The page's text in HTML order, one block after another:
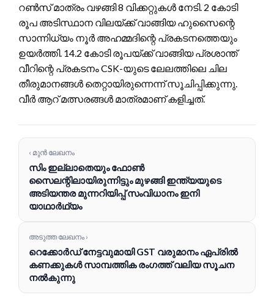
റൺസ് മാത്രം വഴങ്ങി 8 വിക്കറ്റുകൾ നേടി. 2 കോടി
രൂപ അടിസ്ഥാന വിലയ്ക്ക് വാങ്ങിയ ഹുസൈന്റെ
സാന്നിധ്യം നൂർ അഹമ്മദിന്റെ പ്രകടനത്തെയും
ഉയർത്തി. 14.2 കോടി രൂപയ്ക്ക് വാങ്ങിയ പ്രശാന്ത്
വീറിന്റെ പ്രകടനം CSK-യുടെ ലേലത്തിലെ ചില
തീരുമാനങ്ങൾ തെറ്റായിരുന്നെന്ന് സൂചിപ്പിക്കുന്നു.
വീർ ആറ് മത്സരങ്ങൾ മാത്രമാണ് കളിച്ചത്.
‹ മുൻ ലേഖനം
സിം ഇല്ലാതെയും ഫോൺ
സൈലന്റിലായിരുന്നിട്ടും മുഴങ്ങി ഇന്ത്യയുടെ
അടിയന്തര മുന്നറിയിപ്പ് സംവിധാനം ഇനി
യാഥാർഥ്യം
അടുത്ത ലേഖനം ›
റെക്കോർഡ് നേട്ടവുമായി GST വരുമാനം ഏപ്രിൽ
കണക്കുകൾ സാമ്പത്തിക രംഗത്ത് വലിയ സൂചന
നൽകുന്നു